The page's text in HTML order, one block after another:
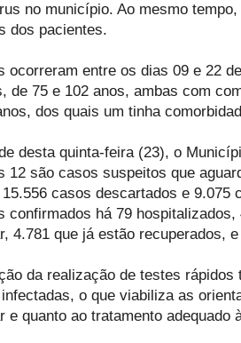
no município. Ao mesmo
dos pacientes.
ocorreram entre os dias 09 e 22
de 75 e 102 anos, ambas com
dos quais um tinha
desta quinta-feira (23), o
12 são casos suspeitos que
casos descartados e 9.075
confirmados há 79
4.781 que já estão recuperados,
da realização de testes
o que viabiliza as
e quanto ao tratamento adequado